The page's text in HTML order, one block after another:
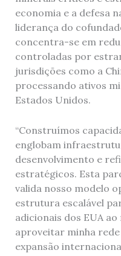
economia e a defesa
liderança do
concentra-se em
controladas por
jurisdições como a
processando ativos
Estados Unidos.
“Construímos
englobam
desenvolvimento e
estratégicos. Esta
valida nosso modelo
estrutura escalável
adicionais dos EUA
aproveitar minha
expansão